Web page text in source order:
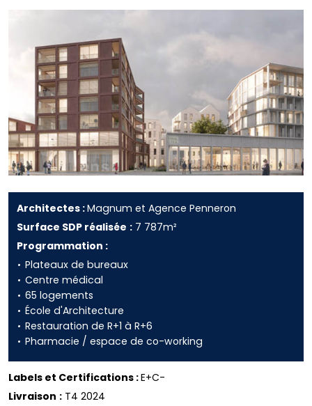
Architectes :Magnum et Agence Penneron
Surface SDP réalisée : 7 787m²
Programmation :
Plateaux de bureaux
Centre médical
65 logements
École d'Architecture
Restauration de R+1 à R+6
Pharmacie / espace de co-working
Labels et Certifications :E+C-
Livraison : T4 2024